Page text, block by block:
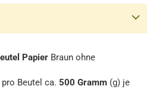
Papier Braun ohne
Beutel ca. 500 Gramm (g) je